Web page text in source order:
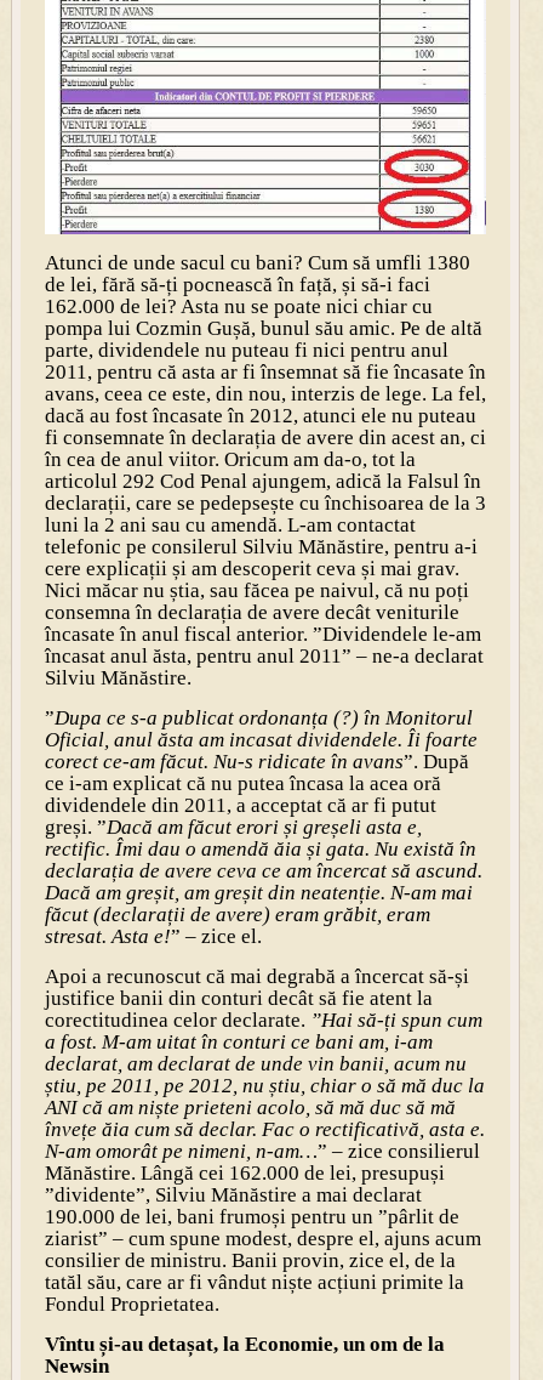
Atunci de unde sacul cu bani? Cum să umfli 1380
de lei, fără să-ți pocnească în față, și să-i faci
162.000 de lei? Asta nu se poate nici chiar cu
pompa lui Cozmin Gușă, bunul său amic. Pe de altă
parte, dividendele nu puteau fi nici pentru anul
2011, pentru că asta ar fi însemnat să fie încasate în
avans, ceea ce este, din nou, interzis de lege. La fel,
dacă au fost încasate în 2012, atunci ele nu puteau
fi consemnate în declarația de avere din acest an, ci
în cea de anul viitor. Oricum am da-o, tot la
articolul 292 Cod Penal ajungem, adică la Falsul în
declarații, care se pedepsește cu închisoarea de la 3
luni la 2 ani sau cu amendă. L-am contactat
telefonic pe consilerul Silviu Mănăstire, pentru a-i
cere explicații și am descoperit ceva și mai grav.
Nici măcar nu știa, sau făcea pe naivul, că nu poți
consemna în declarația de avere decât veniturile
încasate în anul fiscal anterior. ”Dividendele le-am
încasat anul ăsta, pentru anul 2011” – ne-a declarat
Silviu Mănăstire.
”Dupa ce s-a publicat ordonanța (?) în Monitorul
Oficial, anul ăsta am incasat dividendele. Îi foarte
corect ce-am făcut. Nu-s ridicate în avans”. După
ce i-am explicat că nu putea încasa la acea oră
dividendele din 2011, a acceptat că ar fi putut
greși. ”Dacă am făcut erori și greșeli asta e,
rectific. Îmi dau o amendă ăia și gata. Nu există în
declarația de avere ceva ce am încercat să ascund.
Dacă am greșit, am greșit din neatenție. N-am mai
făcut (declarații de avere) eram grăbit, eram
stresat. Asta e!” – zice el.
Apoi a recunoscut că mai degrabă a încercat să-și
justifice banii din conturi decât să fie atent la
corectitudinea celor declarate. ”Hai să-ți spun cum
a fost. M-am uitat în conturi ce bani am, i-am
declarat, am declarat de unde vin banii, acum nu
știu, pe 2011, pe 2012, nu știu, chiar o să mă duc la
ANI că am niște prieteni acolo, să mă duc să mă
învețe ăia cum să declar. Fac o rectificativă, asta e.
N-am omorât pe nimeni, n-am…” – zice consilierul
Mănăstire. Lângă cei 162.000 de lei, presupuși
”dividente”, Silviu Mănăstire a mai declarat
190.000 de lei, bani frumoși pentru un ”pârlit de
ziarist” – cum spune modest, despre el, ajuns acum
consilier de ministru. Banii provin, zice el, de la
tatăl său, care ar fi vândut niște acțiuni primite la
Fondul Proprietatea.
Vîntu și-au detașat, la Economie, un om de la
Newsin